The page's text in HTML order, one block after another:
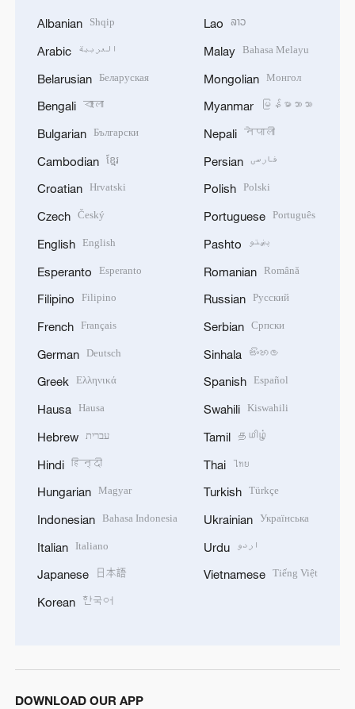
Albanian Shqip
Arabic العربية
Belarusian Беларуская
Bengali বাংলা
Bulgarian Български
Cambodian ខ្មែរ
Croatian Hrvatski
Czech Český
English English
Esperanto Esperanto
Filipino Filipino
French Français
German Deutsch
Greek Ελληνικά
Hausa Hausa
Hebrew עברית
Hindi हिन्दी
Hungarian Magyar
Indonesian Bahasa Indonesia
Italian Italiano
Japanese 日本語
Korean 한국어
Lao ລາວ
Malay Bahasa Melayu
Mongolian Монгол
Myanmar မြန်မာဘာသာ
Nepali नेपाली
Persian فارسی
Polish Polski
Portuguese Português
Pashto پښتو
Romanian Română
Russian Русский
Serbian Српски
Sinhala සිංහල
Spanish Español
Swahili Kiswahili
Tamil தமிழ்
Thai ไทย
Turkish Türkçe
Ukrainian Українська
Urdu اردو
Vietnamese Tiếng Việt
DOWNLOAD OUR APP